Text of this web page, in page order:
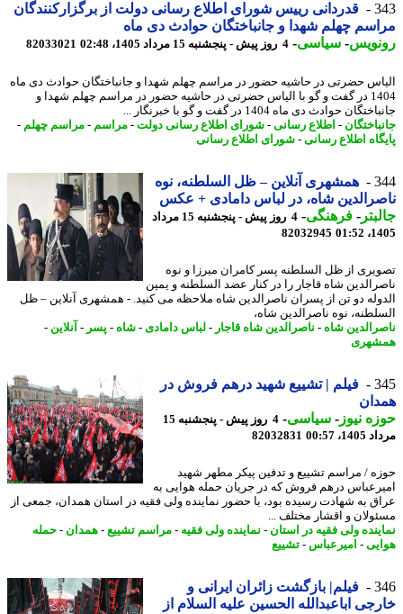
قدردانی رییس شورای اطلاع رسانی دولت از برگزارکنندگان
چهلم شهدا و جانباختگان حوادث دی ماه
-سیاسی-4 روز پیش - پنجشنبه 15 مرداد 1405، 02:48 82033021
حضرتی در حاشیه حضور در مراسم چهلم شهدا و جانباختگان حوادث دی ماه
1404 در گفت و گو با الیاس حضرتی در حاشیه حضور در مراسم چهلم شهدا و
حوادث دی ماه 1404 در گفت و گو با خبرنگار ...
-اطلاع رسانی-شورای اطلاع رسانی دولت-مراسم -مراسم چهلم-
اطلاع رسانی-شورای اطلاع رسانی
همشهری آنلاین – ظل السلطنه، نوه
شاه، در لباس دامادی + عکس
-فرهنگی-
4 روز پیش - پنجشنبه 15 مرداد
82032945
از ظل السلطنه پسر کامران میرزا و نوه
شاه قاجار را در کنار عضد السلطنه و یمین
دو تن از پسران ناصرالدین شاه ملاحظه می کنید. - همشهری آنلاین – ظل
نوه ناصرالدین شاه،
شاه -ناصرالدین شاه قاجار-لباس دامادی-شاه -پسر -آنلاین-
فیلم | تشییع شهید درهم فروش در
نیوز-سیاسی-
4 روز پیش - پنجشنبه 15
00:57
82032831
/ مراسم تشییع و تدفین پیکر مطهر شهید
درهم فروش که در جریان حمله هوایی به
به شهادت رسیده بود، با حضور نماینده ولی فقیه در استان همدان، جمعی از
و اقشار مختلف ...
ولی فقیه در استان-نماینده ولی فقیه -مراسم تشییع-همدان- حمله
- امیرعباس-تشییع
فیلم| بازگشت زائران ایرانی و
اباعبدالله الحسین علیه السلام از